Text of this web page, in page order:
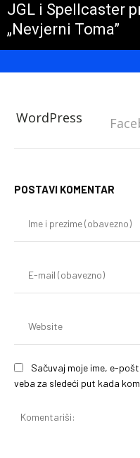
JGL i Spellcaster
„Nevjerni Toma”
WordPress
POSTAVI KOMENTAR
Sačuvaj moje ime, e-
veba za sledeći put kada